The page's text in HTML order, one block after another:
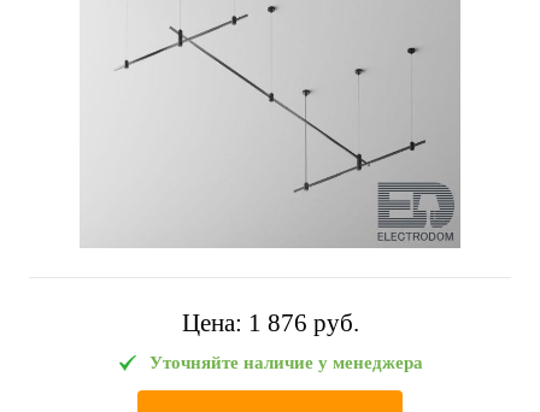
Цена: 1 876 pуб.
Уточняйте наличие у менеджера